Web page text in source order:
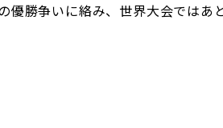
勝争いに絡み、世界大会ではあ